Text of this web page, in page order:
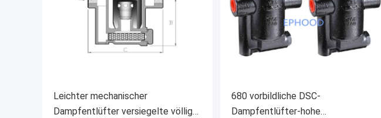
Leichter mechanischer
Dampfentlüfter versiegelte völlig
680 vorbildliche DSC-
Dampfentlüfter-hohe